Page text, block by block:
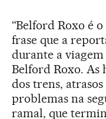
“Belford Roxo é
frase que a
durante a viagem
Belford Roxo. As
dos trens,
problemas na
ramal, que